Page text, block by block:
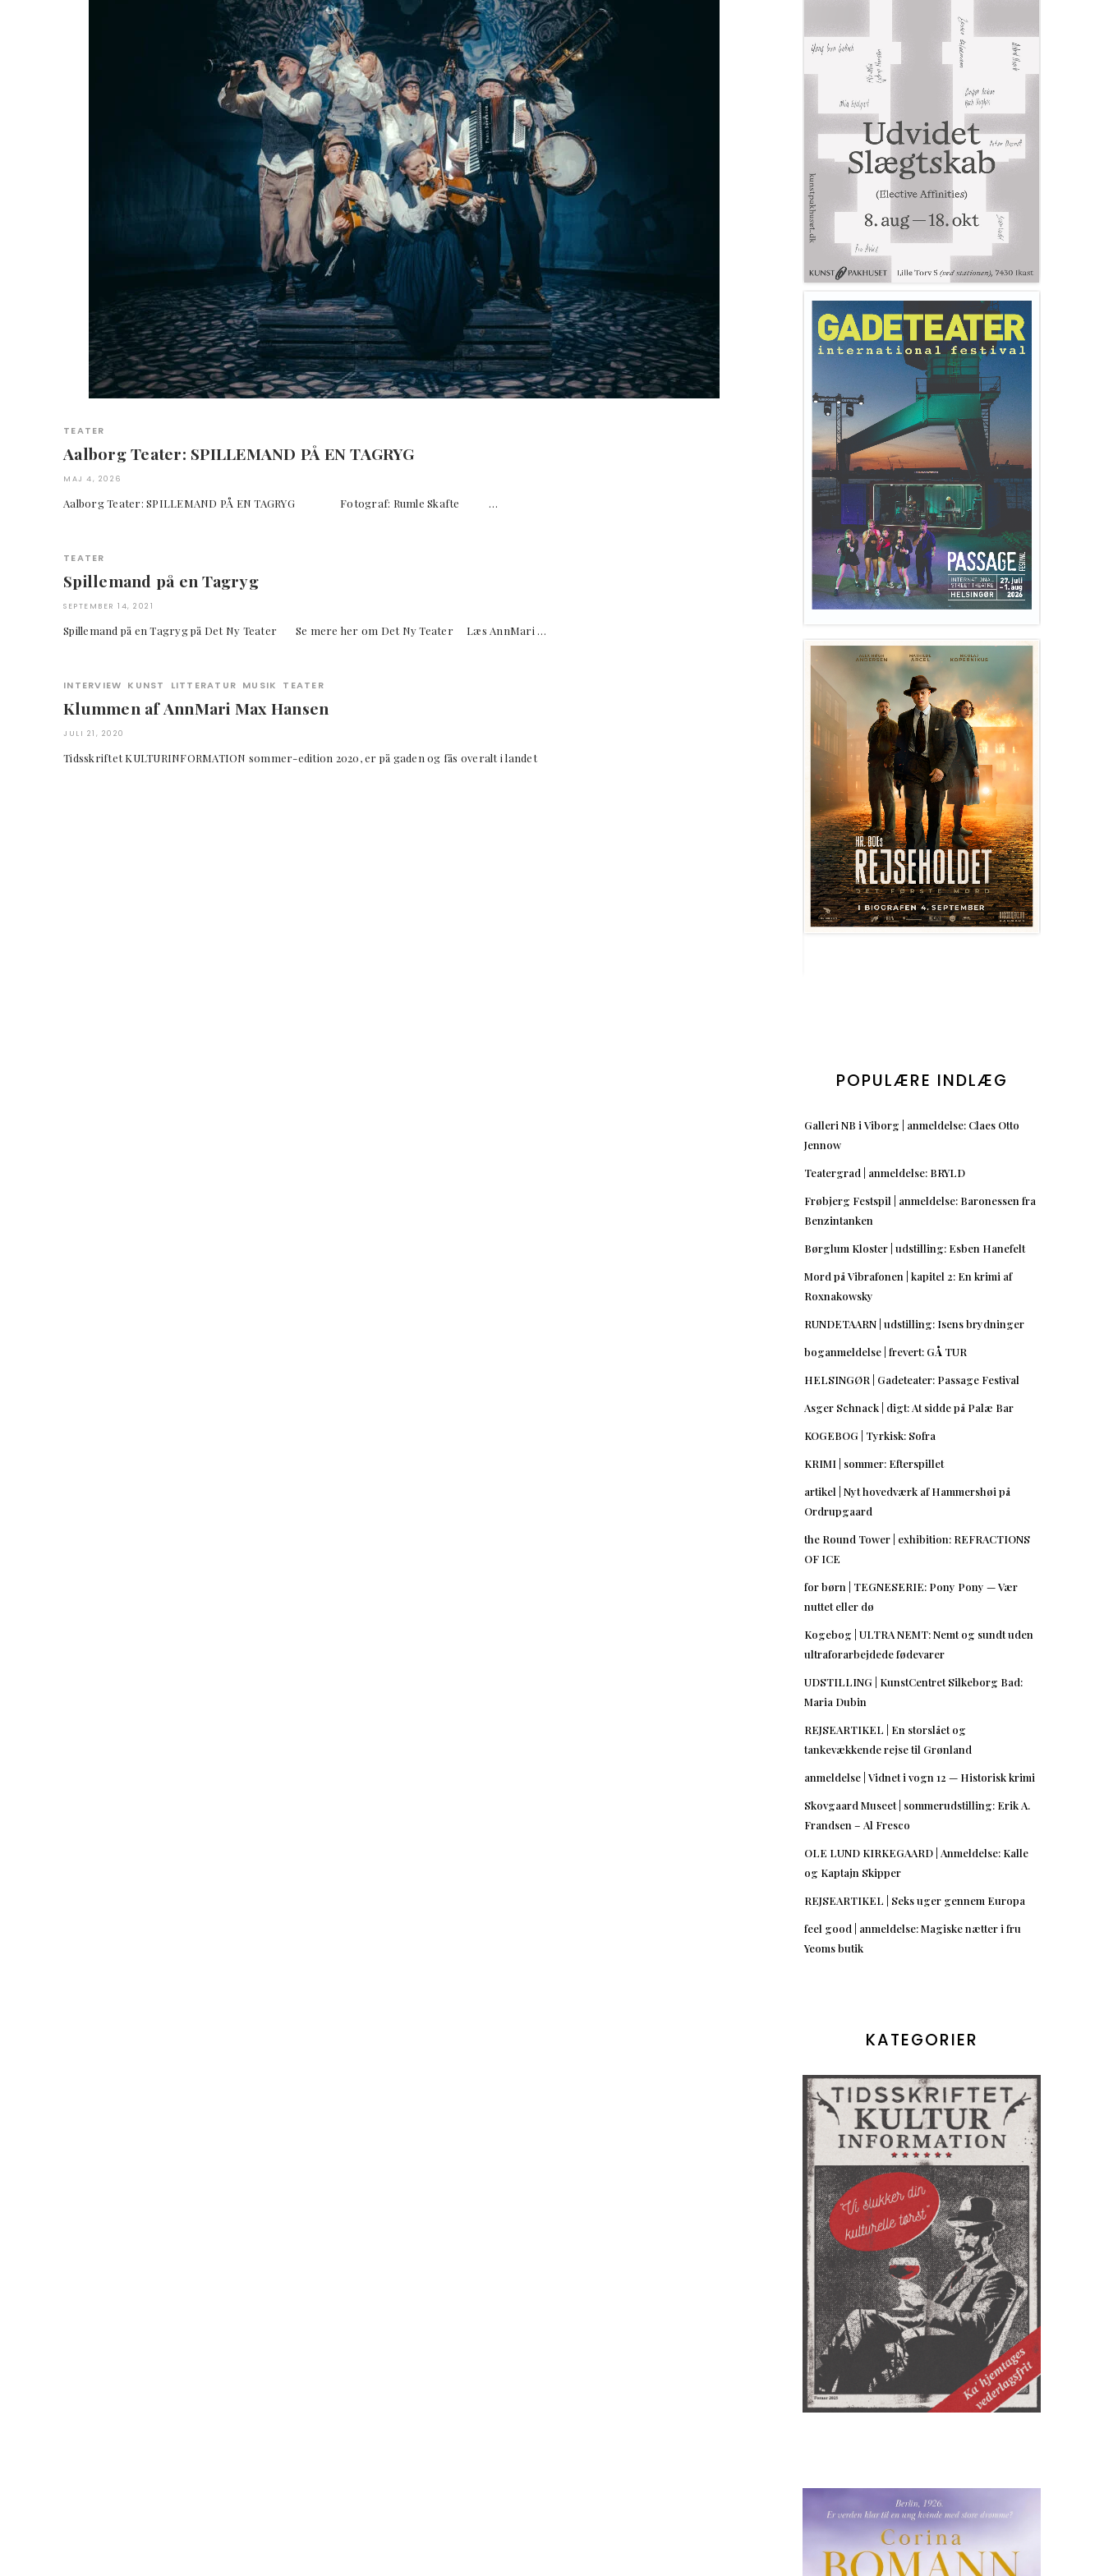
TEATER
Aalborg Teater: SPILLEMAND PÅ EN TAGRYG
MAJ 4, 2026
Aalborg Teater: SPILLEMAND PÅ EN TAGRYG Fotograf: Rumle Skafte …
TEATER
Spillemand på en Tagryg
SEPTEMBER 14, 2021
Spillemand på en Tagryg på Det Ny Teater Se mere her om Det Ny Teater Læs AnnMari …
INTERVIEW KUNST LITTERATUR MUSIK TEATER
Klummen af AnnMari Max Hansen
JULI 21, 2020
Tidsskriftet KULTURINFORMATION sommer-edition 2020, er på gaden og fås overalt i landet
POPULÆRE INDLÆG
Galleri NB i Viborg | anmeldelse: Claes Otto
Jennow
Teatergrad | anmeldelse: BRYLD
Frøbjerg Festspil | anmeldelse: Baronessen fra
Benzintanken
Børglum Kloster | udstilling: Esben Hanefelt
Mord på Vibrafonen | kapitel 2: En krimi af
Roxnakowsky
RUNDETAARN | udstilling: Isens brydninger
boganmeldelse | frevert: GÅ TUR
HELSINGØR | Gadeteater: Passage Festival
Asger Schnack | digt: At sidde på Palæ Bar
KOGEBOG | Tyrkisk: Sofra
KRIMI | sommer: Efterspillet
artikel | Nyt hovedværk af Hammershøi på
Ordrupgaard
the Round Tower | exhibition: REFRACTIONS
OF ICE
for børn | TEGNESERIE: Pony Pony — Vær
nuttet eller dø
Kogebog | ULTRA NEMT: Nemt og sundt uden
ultraforarbejdede fødevarer
UDSTILLING | KunstCentret Silkeborg Bad:
Maria Dubin
REJSEARTIKEL | En storslået og
tankevækkende rejse til Grønland
anmeldelse | Vidnet i vogn 12 — Historisk krimi
Skovgaard Museet | sommerudstilling: Erik A.
Frandsen – Al Fresco
OLE LUND KIRKEGAARD | Anmeldelse: Kalle
og Kaptajn Skipper
REJSEARTIKEL | Seks uger gennem Europa
feel good | anmeldelse: Magiske nætter i fru
Yeoms butik
KATEGORIER